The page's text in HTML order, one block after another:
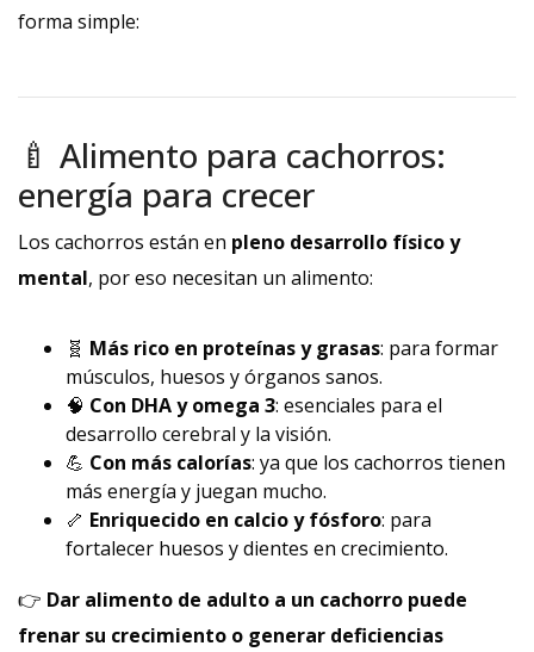
forma simple:
🍼 Alimento para cachorros:
energía para crecer
Los cachorros están en pleno desarrollo físico y
mental, por eso necesitan un alimento:
🧬 Más rico en proteínas y grasas: para formar
músculos, huesos y órganos sanos.
🧠 Con DHA y omega 3: esenciales para el
desarrollo cerebral y la visión.
💪 Con más calorías: ya que los cachorros tienen
más energía y juegan mucho.
🦴 Enriquecido en calcio y fósforo: para
fortalecer huesos y dientes en crecimiento.
👉 Dar alimento de adulto a un cachorro puede
frenar su crecimiento o generar deficiencias